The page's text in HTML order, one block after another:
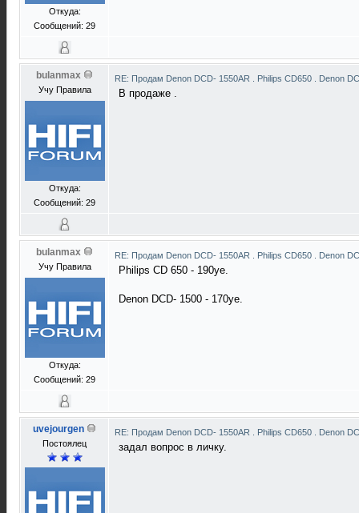
Откуда:
Сообщений: 29
bulanmax
Учу Правила
Откуда:
Сообщений: 29
RE: Продам Denon DCD- 1550AR . Philips CD650 . Denon
В продаже .
bulanmax
Учу Правила
Откуда:
Сообщений: 29
RE: Продам Denon DCD- 1550AR . Philips CD650 . Denon
Philips CD 650 - 190уе.
Denon DCD- 1500 - 170уе.
uvejourgen
Постоялец
RE: Продам Denon DCD- 1550AR . Philips CD650 . Denon
задал вопрос в личку.